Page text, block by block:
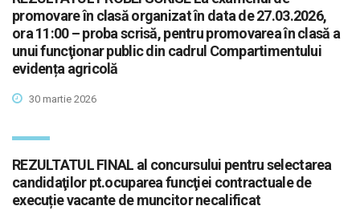
promovare în clasă organizat în data de 27.03.2026,
ora 11:00 – proba scrisă, pentru promovarea în clasă a
unui funcţionar public din cadrul Compartimentului
evidența agricolă
30 martie 2026
REZULTATUL FINAL al concursului pentru selectarea
candidaţilor pt.ocuparea funcţiei contractuale de
execuție vacante de muncitor necalificat